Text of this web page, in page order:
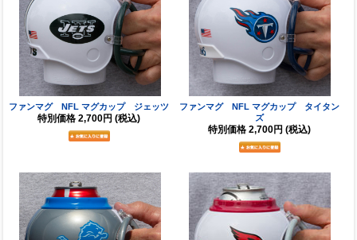
ファンマグ NFL マグカップ ジェッツ
特別価格 2,700円 (税込)
ファンマグ NFL マグカップ タイタン
ズ
特別価格 2,700円 (税込)